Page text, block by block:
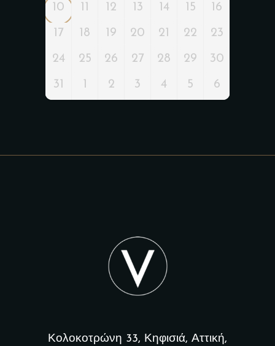
10 11 12 13 14 15 16
17 18 19 20 21 22 23
24 25 26 27 28 29 30
31 1 2 3 4 5 6
Κολοκοτρώνη 33, Κηφισιά, Αττική,